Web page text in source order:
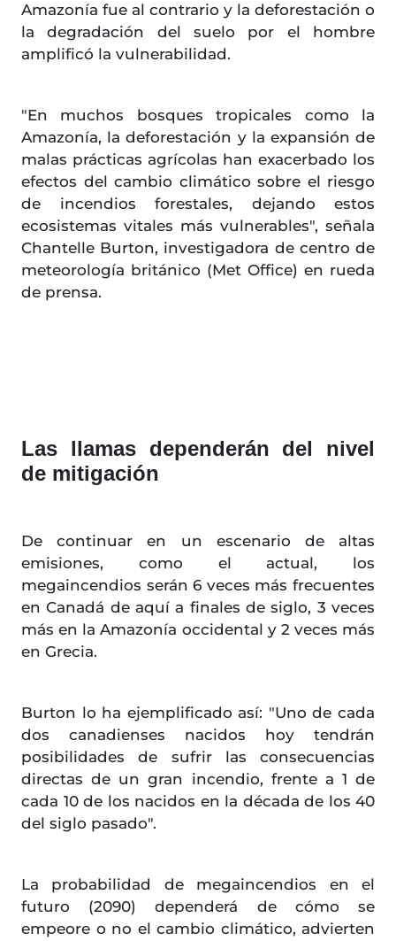
Amazonía fue al contrario y la deforestación o
la degradación del suelo por el hombre
amplificó la vulnerabilidad.
"En muchos bosques tropicales como la
Amazonía, la deforestación y la expansión de
malas prácticas agrícolas han exacerbado los
efectos del cambio climático sobre el riesgo
de incendios forestales, dejando estos
ecosistemas vitales más vulnerables", señala
Chantelle Burton, investigadora de centro de
meteorología británico (Met Office) en rueda
de prensa.
Las llamas dependerán del nivel
de mitigación
De continuar en un escenario de altas
emisiones, como el actual, los
megaincendios serán 6 veces más frecuentes
en Canadá de aquí a finales de siglo, 3 veces
más en la Amazonía occidental y 2 veces más
en Grecia.
Burton lo ha ejemplificado así: "Uno de cada
dos canadienses nacidos hoy tendrán
posibilidades de sufrir las consecuencias
directas de un gran incendio, frente a 1 de
cada 10 de los nacidos en la década de los 40
del siglo pasado".
La probabilidad de megaincendios en el
futuro (2090) dependerá de cómo se
empeore o no el cambio climático, advierten